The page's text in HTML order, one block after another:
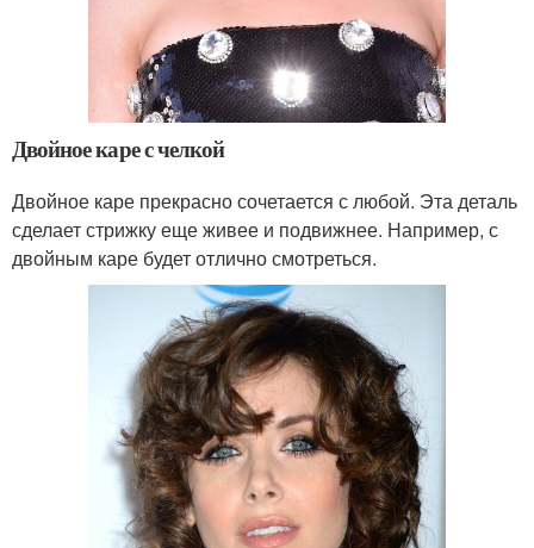
Двойное каре с челкой
Двойное каре прекрасно сочетается с любой. Эта деталь
сделает стрижку еще живее и подвижнее. Например, с
двойным каре будет отлично смотреться.